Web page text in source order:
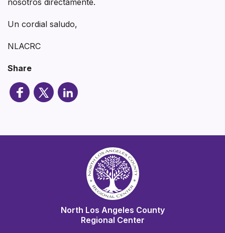
Un cordial saludo,
NLACRC
Share
North Los Angeles County
Regional Center